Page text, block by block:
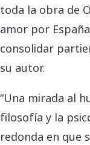
toda la obra de
amor por
consolidar
su autor.
“Una mirada al
filosofía y la
redonda en que